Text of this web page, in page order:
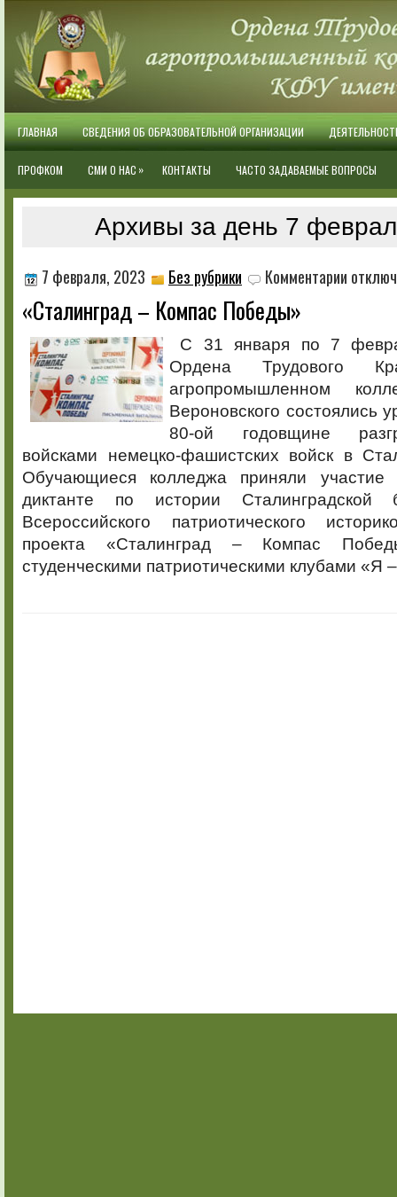
ГЛАВНАЯ СВЕДЕНИЯ ОБ ОБРАЗОВАТЕЛЬНОЙ ОРГАНИЗАЦИИ
ПРОФКОМ СМИ О НАС » КОНТАКТЫ ЧАСТО ЗАДАВАЕМЫЕ ВОПРОСЫ
Архивы за день 7
7 февраля, 2023 Без рубрики Комментарии записи
Компас
Победы»
«Сталинград – Компас Победы»
С 31 января по 7
Ордена Трудового
агропромышленном
Вероновского состоялись
80-ой годовщине
войсками немецко-фашистских войск в
Обучающиеся колледжа приняли участие
диктанте по истории
Всероссийского патриотического
проекта «Сталинград – Компас
студенческими патриотическими клубами «Я